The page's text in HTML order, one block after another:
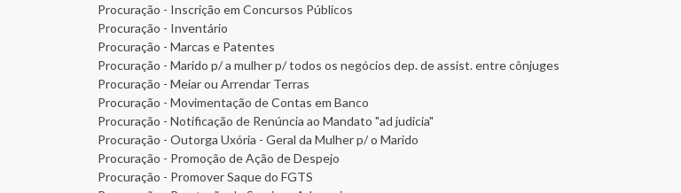
Procuração - Inscrição em Concursos Públicos
Procuração - Inventário
Procuração - Marcas e Patentes
Procuração - Marido p/ a mulher p/ todos os negócios dep. de assist. entre cônjuges
Procuração - Meiar ou Arrendar Terras
Procuração - Movimentação de Contas em Banco
Procuração - Notificação de Renúncia ao Mandato "ad judicia"
Procuração - Outorga Uxória - Geral da Mulher p/ o Marido
Procuração - Promoção de Ação de Despejo
Procuração - Promover Saque do FGTS